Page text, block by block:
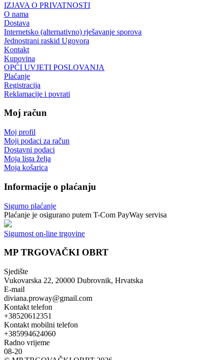
IZJAVA O PRIVATNOSTI
O nama
Dostava
Internetsko (alternativno) rješavanje sporova
Jednostrani raskid Ugovora
Kontakt
Kupovina
OPĆI UVJETI POSLOVANJA
Plaćanje
Registracija
Reklamacije i povrati
Moj račun
Moj profil
Moji podaci za račun
Dostavni podaci
Moja lista želja
Moja košarica
Informacije o plaćanju
Sigurno plaćanje
Plaćanje je osigurano putem T-Com PayWay servisa
Sigurnost on-line trgovine
MP TRGOVAČKI OBRT
Sjedište
Vukovarska 22, 20000 Dubrovnik, Hrvatska
E-mail
diviana.proway@gmail.com
Kontakt telefon
+38520612351
Kontakt mobilni telefon
+385994624060
Radno vrijeme
08-20